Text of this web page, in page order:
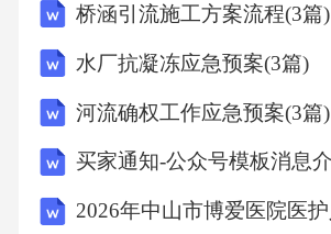
桥涵引流施工方案流程(3篇)
水厂抗凝冻应急预案(3篇)
河流确权工作应急预案(3篇)